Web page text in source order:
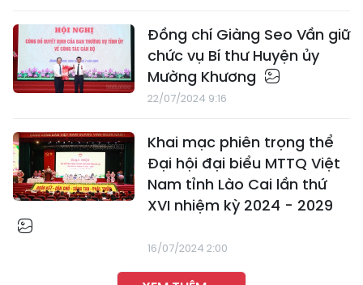
Đồng chí Giàng Seo Vần giữ
chức vụ Bí thư Huyện ủy
Mường Khương
22/07/2024 9:16
Khai mạc phiên trọng thể
Đại hội đại biểu MTTQ Việt
Nam tỉnh Lào Cai lần thứ
XVI nhiệm kỳ 2024 - 2029
16/07/2024 2:00